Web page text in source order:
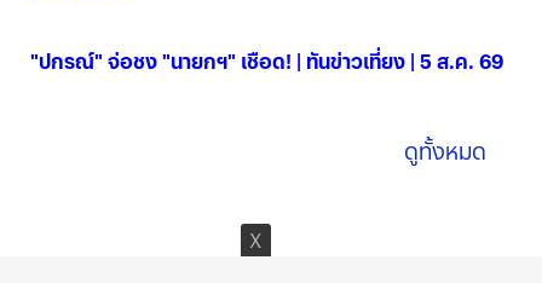
"ปกรณ์" จ่อชง "นายกฯ" เชือด! | ทันข่าวเที่ยง | 5 ส.ค. 69
ดูทั้งหมด